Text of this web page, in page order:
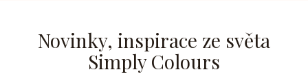
Novinky, inspirace ze světa
Simply Colours